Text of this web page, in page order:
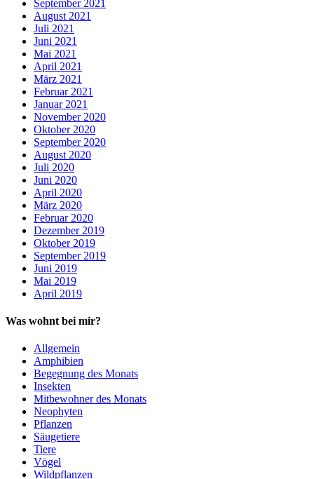
September 2021
August 2021
Juli 2021
Juni 2021
Mai 2021
April 2021
März 2021
Februar 2021
Januar 2021
November 2020
Oktober 2020
September 2020
August 2020
Juli 2020
Juni 2020
April 2020
März 2020
Februar 2020
Dezember 2019
Oktober 2019
September 2019
Juni 2019
Mai 2019
April 2019
Was wohnt bei mir?
Allgemein
Amphibien
Begegnung des Monats
Insekten
Mitbewohner des Monats
Neophyten
Pflanzen
Säugetiere
Tiere
Vögel
Wildpflanzen